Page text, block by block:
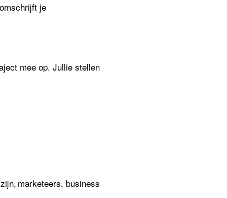
je
mee op.Jullie stellen
marketeers, business